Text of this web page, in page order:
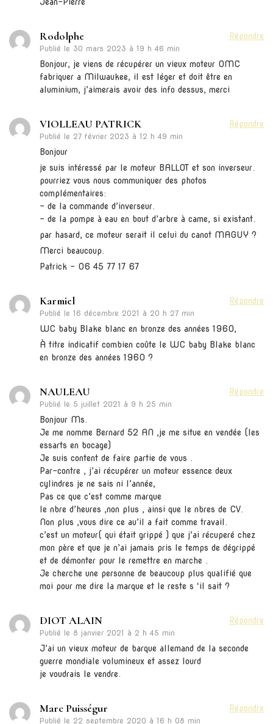
Jean-Pierre
Rodolphe
Publié le 30 mars 2023 à 19 h 46 min
Répondre
Bonjour, je viens de récupérer un vieux moteur OMC
fabriquer a Milwaukee, il est léger et doit être en
aluminium, j’aimerais avoir des info dessus, merci
VIOLLEAU PATRICK
Publié le 27 février 2023 à 12 h 49 min
Répondre
Bonjour
je suis intéressé par le moteur BALLOT et son inverseur.
pourriez vous nous communiquer des photos
complémentaires:
– de la commande d’inverseur.
– de la pompe à eau en bout d’arbre à came, si existant.
par hasard, ce moteur serait il celui du canot MAGUY ?
Merci beaucoup.
Patrick – 06 45 77 17 67
Karmiel
Publié le 16 décembre 2021 à 20 h 27 min
Répondre
WC baby Blake blanc en bronze des années 1960,
À titre indicatif combien coûte le WC baby Blake blanc
en bronze des années 1960 ?
NAULEAU
Publié le 5 juillet 2021 à 9 h 25 min
Répondre
Bonjour Ms.
Je me nomme Bernard 52 AN ,je me situe en vendée (les
essarts en bocage)
Je suis content de faire partie de vous .
Par-contre , j’ai récupérer un moteur essence deux
cylindres je ne sais ni l’année,
Pas ce que c’est comme marque
le nbre d’heures ,non plus , ainsi que le nbres de CV.
Non plus ,vous dire ce au’il a fait comme travail.
c’est un moteur( qui était grippé ) que j’ai récuperé chez
mon père et que je n’ai jamais pris le temps de dégrippé
et de démonter pour le remettre en marche .
Je cherche une personne de beaucoup plus qualifié que
moi pour me dire la marque et le reste s ‘il sait ?
DIOT ALAIN
Publié le 8 janvier 2021 à 2 h 45 min
Répondre
J’ai un vieux moteur de barque allemand de la seconde
guerre mondiale volumineux et assez lourd
je voudrais le vendre.
Marc Puisségur
Publié le 22 septembre 2020 à 16 h 08 min
Répondre